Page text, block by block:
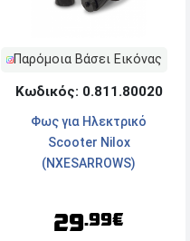
Παρόμοια Βάσει Εικόνας
Κωδικός: 0.811.80020
Φως για Ηλεκτρικό
Scooter Nilox
(NXESARROWS)
29.99€